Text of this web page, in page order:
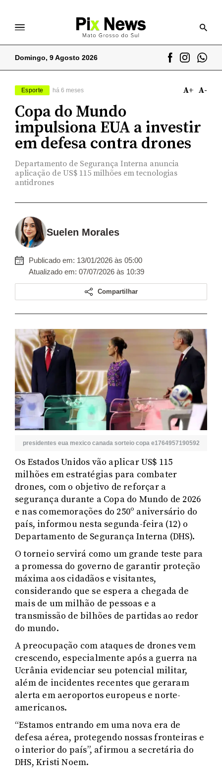
Domingo, 9 Agosto 2026
Esporte há 6 meses A+ A-
Copa do Mundo
impulsiona EUA a investir
em defesa contra drones
Departamento de Segurança Interna anuncia
aplicação de US$ 115 milhões em tecnologias
antidrones
Suelen Morales
Publicado em: 13/01/2026 às 05:00
Atualizado em: 07/07/2026 às 10:39
Compartilhar
presidentes eua mexico canada sorteio copa e1764957190592
Os Estados Unidos vão aplicar US$ 115
milhões em estratégias para combater
drones, com o objetivo de reforçar a
segurança durante a Copa do Mundo de 2026
e nas comemorações do 250º aniversário do
país, informou nesta segunda-feira (12) o
Departamento de Segurança Interna (DHS).
O torneio servirá como um grande teste para
a promessa do governo de garantir proteção
máxima aos cidadãos e visitantes,
considerando que se espera a chegada de
mais de um milhão de pessoas e a
transmissão de bilhões de partidas ao redor
do mundo.
A preocupação com ataques de drones vem
crescendo, especialmente após a guerra na
Ucrânia evidenciar seu potencial militar,
além de incidentes recentes que geraram
alerta em aeroportos europeus e norte-
americanos.
“Estamos entrando em uma nova era de
defesa aérea, protegendo nossas fronteiras e
o interior do país”, afirmou a secretária do
DHS, Kristi Noem.